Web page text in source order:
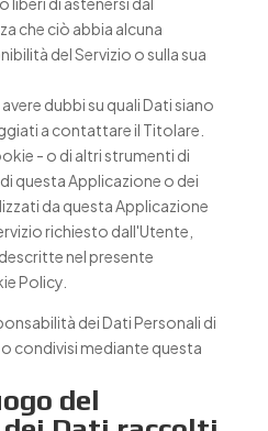
che ciò abbia alcuna
del Servizio o sulla sua
dubbi su quali Dati siano
a contattare il Titolare.
- o di altri strumenti di
questa Applicazione o dei
da questa Applicazione
richiesto dall'Utente,
nel presente
Policy.
dei Dati Personali di
condivisi mediante questa
del